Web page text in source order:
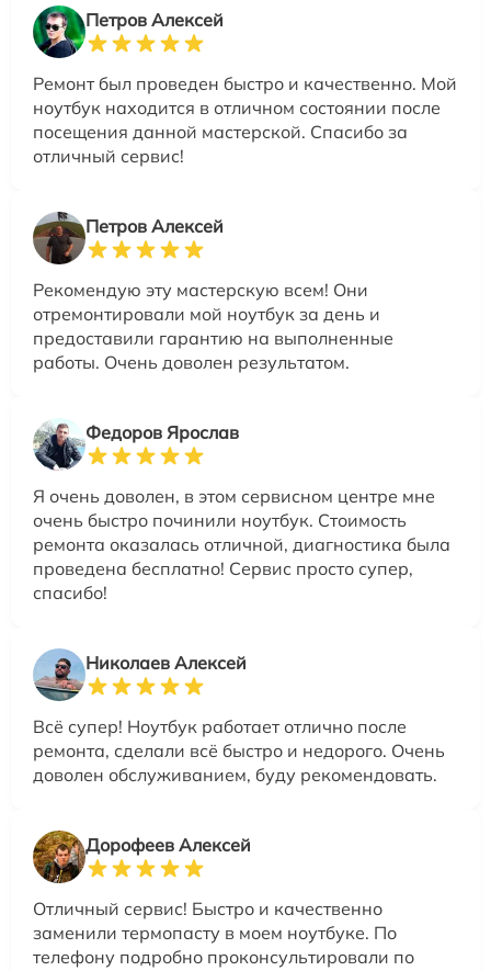
Петров Алексей
Ремонт был проведен быстро и качественно. Мой
ноутбук находится в отличном состоянии после
посещения данной мастерской. Спасибо за
отличный сервис!
Петров Алексей
Рекомендую эту мастерскую всем! Они
отремонтировали мой ноутбук за день и
предоставили гарантию на выполненные
работы. Очень доволен результатом.
Федоров Ярослав
Я очень доволен, в этом сервисном центре мне
очень быстро починили ноутбук. Стоимость
ремонта оказалась отличной, диагностика была
проведена бесплатно! Сервис просто супер,
спасибо!
Николаев Алексей
Всё супер! Ноутбук работает отлично после
ремонта, сделали всё быстро и недорого. Очень
доволен обслуживанием, буду рекомендовать.
Дорофеев Алексей
Отличный сервис! Быстро и качественно
заменили термопасту в моем ноутбуке. По
телефону подробно проконсультировали по